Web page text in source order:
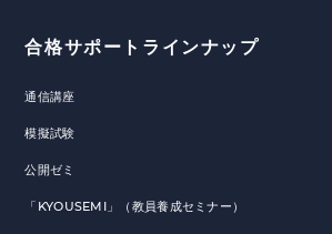
合格サポートラインナップ
通信講座
模擬試験
公開ゼミ
「KYOUSEMI」（教員養成セミナー）